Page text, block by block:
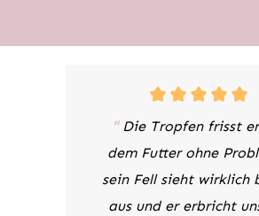
"Die Tropfen frisst
dem Futter ohne
sein Fell sieht wirklich
aus und er erbricht